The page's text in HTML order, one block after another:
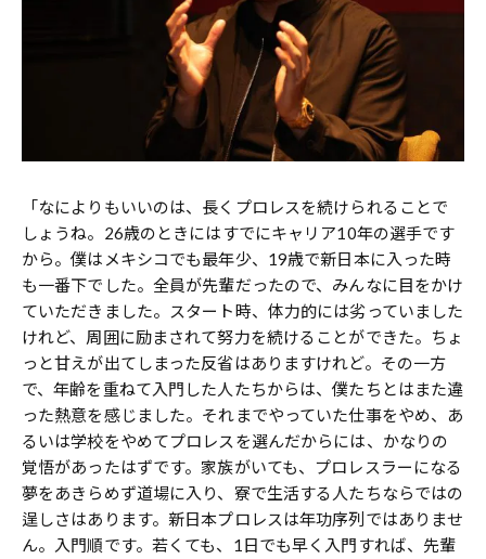
「なによりもいいのは、長くプロレスを続けられることで
しょうね。26歳のときにはすでにキャリア10年の選手です
から。僕はメキシコでも最年少、19歳で新日本に入った時
も一番下でした。全員が先輩だったので、みんなに目をかけ
ていただきました。スタート時、体力的には劣っていました
けれど、周囲に励まされて努力を続けることができた。ちょ
っと甘えが出てしまった反省はありますけれど。その一方
で、年齢を重ねて入門した人たちからは、僕たちとはまた違
った熱意を感じました。それまでやっていた仕事をやめ、あ
るいは学校をやめてプロレスを選んだからには、かなりの
覚悟があったはずです。家族がいても、プロレスラーになる
夢をあきらめず道場に入り、寮で生活する人たちならではの
逞しさはあります。新日本プロレスは年功序列ではありませ
ん。入門順です。若くても、1日でも早く入門すれば、先輩